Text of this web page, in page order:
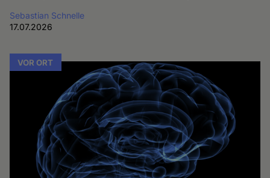
Sebastian Schnelle
17.07.2026
VOR ORT